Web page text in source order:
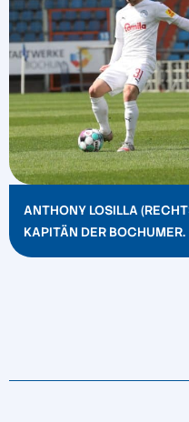
ANTHONY LOSILLA
KAPITÄN DER BOCHUMER.